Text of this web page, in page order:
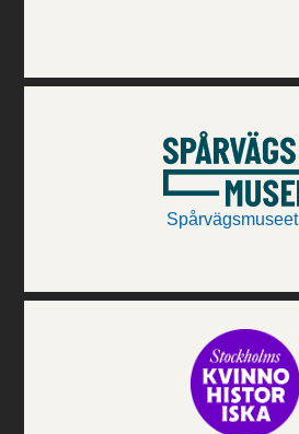
Spårvägsmuseet